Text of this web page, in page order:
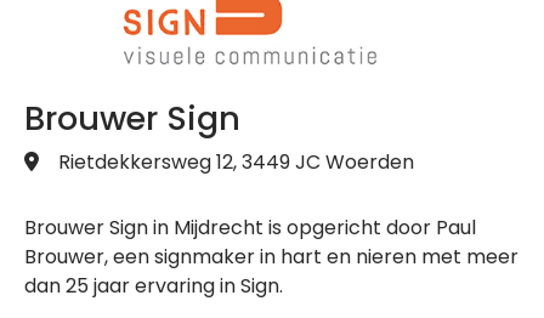
Brouwer Sign
Rietdekkersweg 12, 3449 JC Woerden
Brouwer Sign in Mijdrecht is opgericht door Paul
Brouwer, een signmaker in hart en nieren met meer
dan 25 jaar ervaring in Sign.